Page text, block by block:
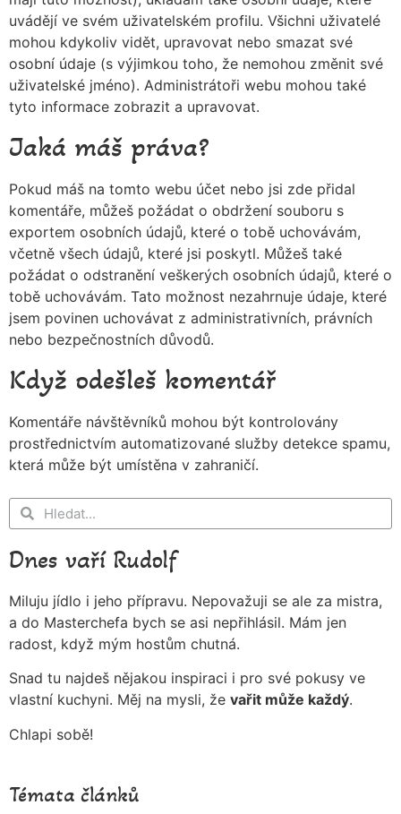
uvádějí ve svém uživatelském profilu. Všichni uživatelé
mohou kdykoliv vidět, upravovat nebo smazat své
osobní údaje (s výjimkou toho, že nemohou změnit své
uživatelské jméno). Administrátoři webu mohou také
tyto informace zobrazit a upravovat.
Jaká máš práva?
Pokud máš na tomto webu účet nebo jsi zde přidal
komentáře, můžeš požádat o obdržení souboru s
exportem osobních údajů, které o tobě uchovávám,
včetně všech údajů, které jsi poskytl. Můžeš také
požádat o odstranění veškerých osobních údajů, které o
tobě uchovávám. Tato možnost nezahrnuje údaje, které
jsem povinen uchovávat z administrativních, právních
nebo bezpečnostních důvodů.
Když odešleš komentář
Komentáře návštěvníků mohou být kontrolovány
prostřednictvím automatizované služby detekce spamu,
která může být umístěna v zahraničí.
Dnes vaří Rudolf
Miluju jídlo i jeho přípravu. Nepovažuji se ale za mistra,
a do Masterchefa bych se asi nepřihlásil. Mám jen
radost, když mým hostům chutná.
Snad tu najdeš nějakou inspiraci i pro své pokusy ve
vlastní kuchyni. Měj na mysli, že vařit může každý.
Chlapi sobě!
Témata článků